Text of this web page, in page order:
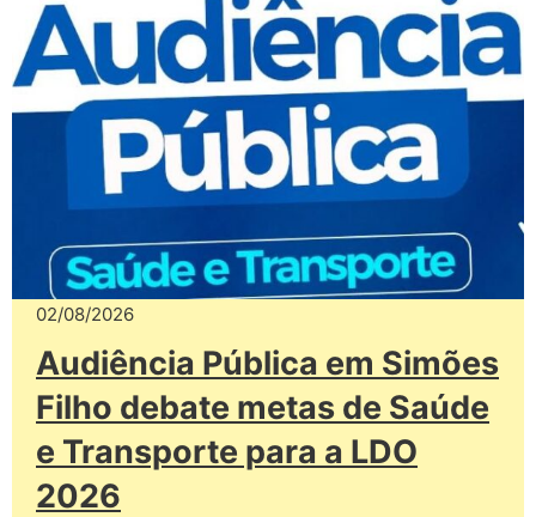
02/08/2026
Audiência Pública em Simões
Filho debate metas de Saúde
e Transporte para a LDO
2026